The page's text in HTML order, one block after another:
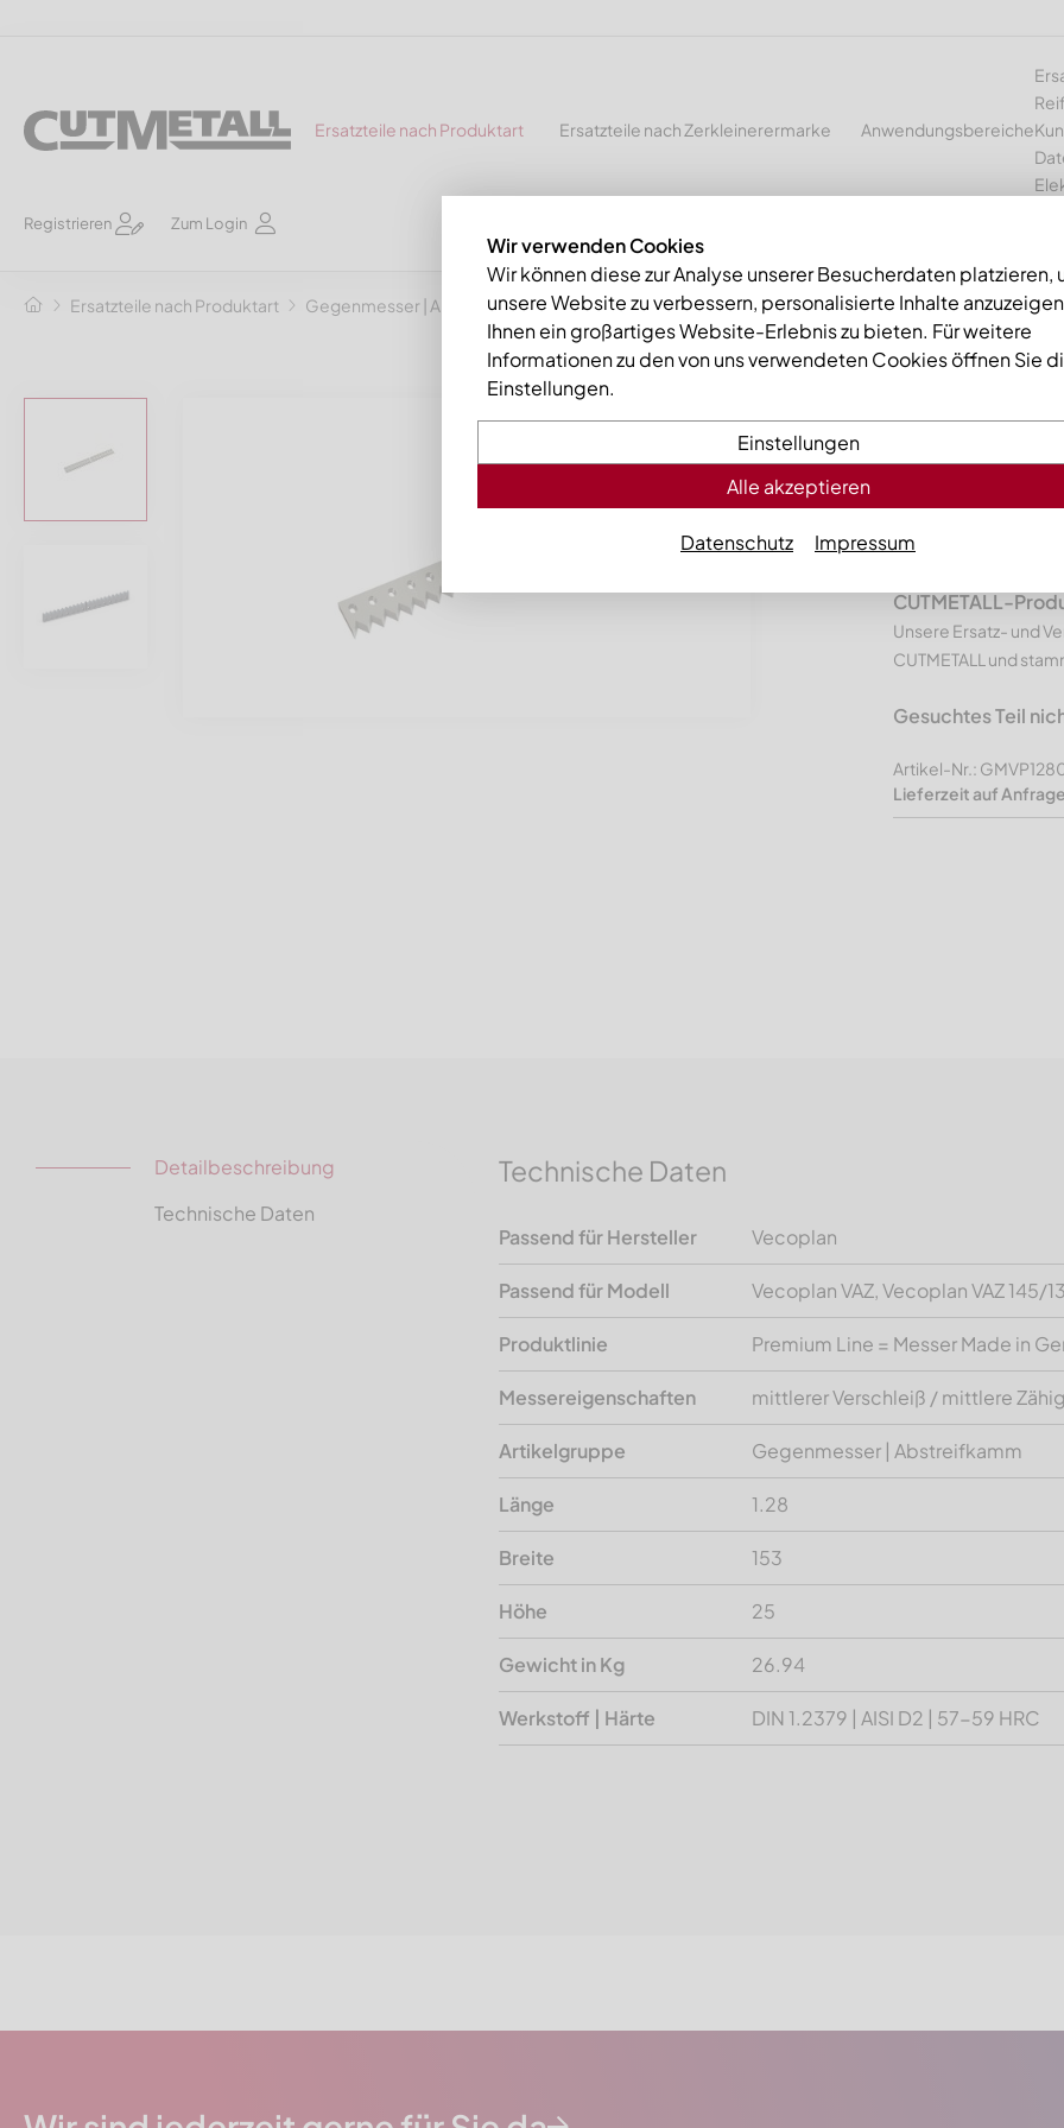
Ersatzteile nach Produktart Ersatzteile nach Zerkleinerermarke Anwendungsbereiche
Registrieren Zum Login
Ersatzteile nach Produktart Gegenmesser | Abstreifkämme Gegenmesser 2-teilig 1280x154x25 Premium Line,
Premium
CUTMETALL-
Unsere Ersatz- und
CUTMETALL und
Gesuchtes Teil
Artikel-Nr.:
Lieferzeit auf Anfrage
Detailbeschreibung
Technische Daten
Technische Daten
Passend für Hersteller Vecoplan
Passend für Modell Vecoplan VAZ, Vecoplan VAZ 145/
Produktlinie Premium Line = Messer Made in
Messereigenschaften mittlerer Verschleiß / mittlere
Artikelgruppe Gegenmesser | Abstreifkamm
Länge 1.28
Breite 153
Höhe 25
Gewicht in Kg 26.94
Werkstoff | Härte DIN 1.2379 | AISI D2 | 57-59 HRC
Wir verwenden Cookies
Wir können diese zur Analyse unserer Besucherdaten platzieren,
unsere Website zu verbessern, personalisierte Inhalte
Ihnen ein großartiges Website-Erlebnis zu bieten. Für weitere
Informationen zu den von uns verwendeten Cookies öffnen Sie
Einstellungen.
Einstellungen
Alle akzeptieren
Datenschutz Impressum